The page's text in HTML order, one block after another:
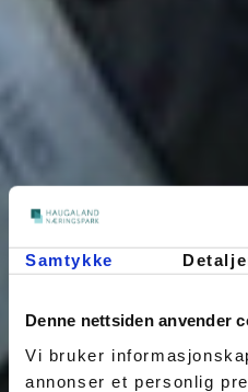
Samtykke
Denne nettsiden anvender
Vi bruker
annonser et personlig